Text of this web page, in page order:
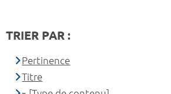
TRIER PAR :
Pertinence
Titre